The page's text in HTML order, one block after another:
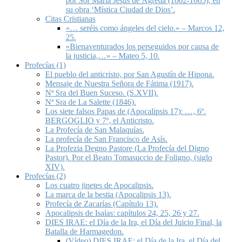
su obra ‘Mística Ciudad de Dios’.
Citas Cristianas
«… seréis como ángeles del cielo.» – Marcos 12,
25.
«Bienaventurados los perseguidos por causa de
la justicia,…» – Mateo 5, 10.
Profecías (1)
El pueblo del anticristo, por San Agustín de Hipona.
Mensaje de Nuestra Señora de Fátima (1917).
Nª Sra del Buen Suceso. (S.XVII).
Nª Sra de La Salette (1846).
Los siete falsos Papas de (Apocalipsis 17): …, 6º.
BERGOGLIO y 7º, el Anticristo.
La Profecía de San Malaquías.
La profecía de San Francisco de Asís.
La Profezia Degno Pastore (La Profecía del Digno
Pastor). Por el Beato Tomasuccio de Foligno, (siglo
XIV).
Profecías (2)
Los cuatro jinetes de Apocalipsis.
La marca de la bestia (Apocalipsis 13).
Profecía de Zacarías (Capítulo 13).
Apocalipsis de Isaías: capítulos 24, 25, 26 y 27.
DIES IRAE: el Día de la Ira, el Día del Juicio Final, la
Batalla de Harmagedon.